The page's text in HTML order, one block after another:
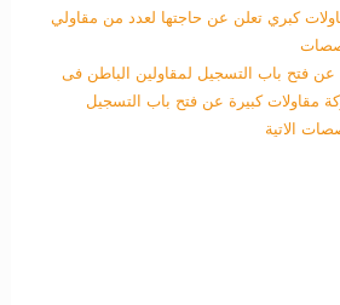
كبري تعلن عن حاجتها لعدد من مقاولي
عن فتح باب التسجيل لمقاولين الباطن فى
مقاولات كبيرة عن فتح باب التسجيل
الاتية